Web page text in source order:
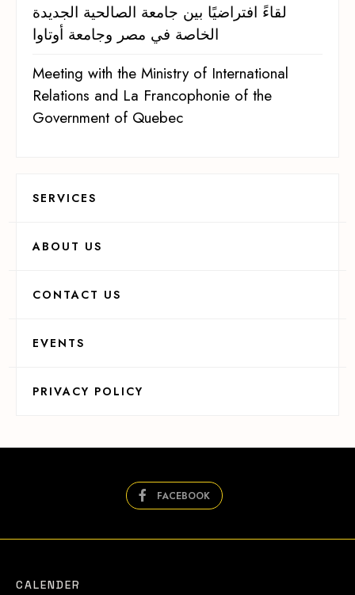
لقاءً افتراضيًا بين جامعة الصالحية الجديدة
الخاصة في مصر وجامعة أوتاوا
Meeting with the Ministry of International
Relations and La Francophonie of the
Government of Quebec
SERVICES
ABOUT US
CONTACT US
EVENTS
PRIVACY POLICY
FACEBOOK
CALENDER